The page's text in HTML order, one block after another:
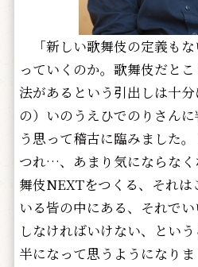
「新しい歌舞伎の定義もな
っていくのか。歌舞伎だと
法があるという引出しは十
の）いのうえひでのりさん
う思って稽古に臨みました
つれ…、あまり気にならな
舞伎NEXTをつくる、それは
いる皆の中にある、それで
しなければいけない、とい
半になって思うようになりま